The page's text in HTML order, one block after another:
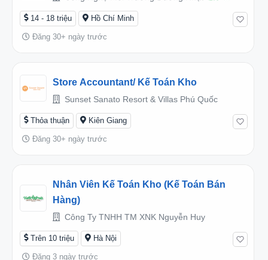
14 - 18 triệu Hồ Chí Minh
Đăng 30+ ngày trước
Store Accountant/ Kế Toán Kho
Sunset Sanato Resort & Villas Phú Quốc
Thỏa thuận Kiên Giang
Đăng 30+ ngày trước
Nhân Viên Kế Toán Kho (Kế Toán Bán
Hàng)
Công Ty TNHH TM XNK Nguyễn Huy
Trên 10 triệu Hà Nội
Đăng 3 ngày trước